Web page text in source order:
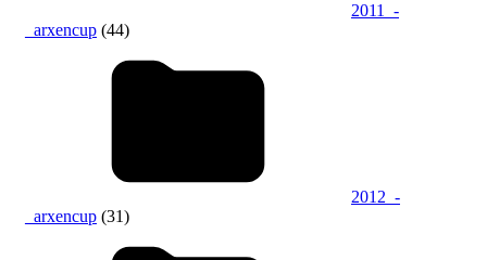
2011_-
_arxencup (44)
2012_-
_arxencup (31)